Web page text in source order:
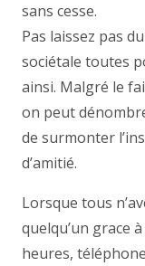
sans cesse.
Pas laissez pas
sociétale toutes
ainsi. Malgré le
on peut
de surmonter
d’amitié.
Lorsque tous
quelqu’un grace
heures,